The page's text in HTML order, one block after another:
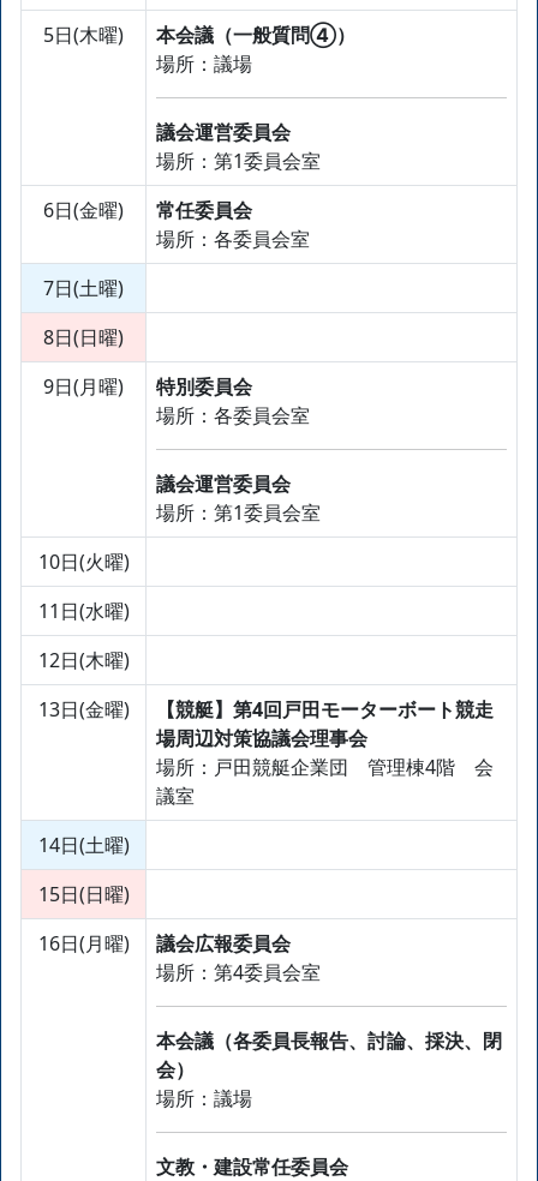
5日(木曜)
本会議（一般質問④）
場所：議場
議会運営委員会
場所：第1委員会室
6日(金曜)
常任委員会
場所：各委員会室
7日(土曜)
8日(日曜)
9日(月曜)
特別委員会
場所：各委員会室
議会運営委員会
場所：第1委員会室
10日(火曜)
11日(水曜)
12日(木曜)
13日(金曜)
【競艇】第4回戸田モーターボート競走
場周辺対策協議会理事会
場所：戸田競艇企業団 管理棟4階 会
議室
14日(土曜)
15日(日曜)
16日(月曜)
議会広報委員会
場所：第4委員会室
本会議（各委員長報告、討論、採決、閉
会）
場所：議場
文教・建設常任委員会